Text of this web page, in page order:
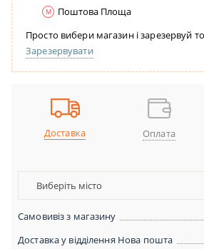
Поштова Площа
Просто вибери магазин і зарезервуй
Зарезервувати
Доставка Оплата
Виберіть місто
Самовивіз з магазину
Доставка у відділення Нова пошта